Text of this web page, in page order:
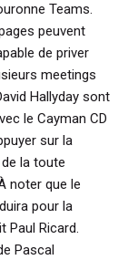
Teams.
peuvent
de priver
meetings
Hallyday sont
le Cayman CD
sur la
la toute
noter que le
pour la
Paul Ricard.
Pascal